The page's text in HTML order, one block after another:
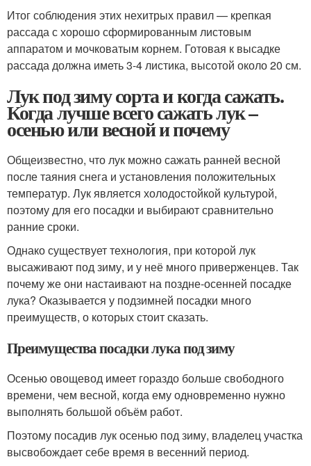
Итог соблюдения этих нехитрых правил — крепкая
рассада с хорошо сформированным листовым
аппаратом и мочковатым корнем. Готовая к высадке
рассада должна иметь 3-4 листика, высотой около 20 см.
Лук под зиму сорта и когда сажать.
Когда лучше всего сажать лук –
осенью или весной и почему
Общеизвестно, что лук можно сажать ранней весной
после таяния снега и установления положительных
температур. Лук является холодостойкой культурой,
поэтому для его посадки и выбирают сравнительно
ранние сроки.
Однако существует технология, при которой лук
высаживают под зиму, и у неё много приверженцев. Так
почему же они настаивают на поздне-осенней посадке
лука? Оказывается у подзимней посадки много
преимуществ, о которых стоит сказать.
Преимущества посадки лука под зиму
Осенью овощевод имеет гораздо больше свободного
времени, чем весной, когда ему одновременно нужно
выполнять большой объём работ.
Поэтому посадив лук осенью под зиму, владелец участка
высвобождает себе время в весенний период.